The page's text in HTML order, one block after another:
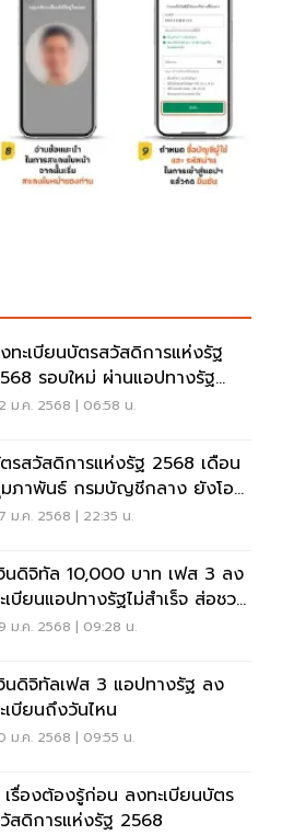
ทะเบียนบัตรสวัสดิการแห่งรัฐ
รอบใหม่ ผ่านแอปทางรัฐ
านั้น
ม.ค. 2568 | 06:58 น.
รสวัสดิการแห่งรัฐ 2568 เดือน
ภาพันธ์ กรมบัญชีกลาง ยังโอน
เนื่อง
ม.ค. 2568 | 22:35 น.
นดิจิทัล 10,000 บาท เฟส 3 ลง
เบียนแอปทางรัฐไม่สำเร็จ ส่อชวด
นวอลเล็ต
ม.ค. 2568 | 09:28 น.
นดิจิทัลเฟส 3 แอปทางรัฐ ลง
เบียนถึงวันไหน
ม.ค. 2568 | 09:55 น.
เรื่องต้องรู้ก่อน ลงทะเบียนบัตร
สดิการแห่งรัฐ 2568